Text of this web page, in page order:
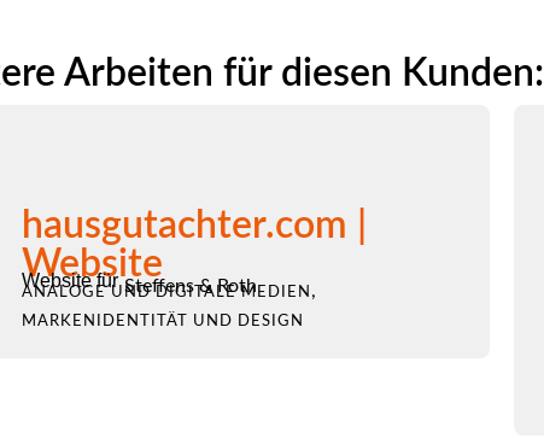
Arbeiten für diesen Kunden:
hausgutachter.com |
Website
Website für Steffens & Roth
ANALOGE UND DIGITALE MEDIEN ,
MARKENIDENTITÄT UND DESIGN